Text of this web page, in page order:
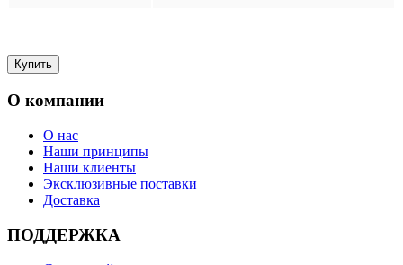
О компании
О нас
Наши принципы
Наши клиенты
Эксклюзивные поставки
Доставка
ПОДДЕРЖКА